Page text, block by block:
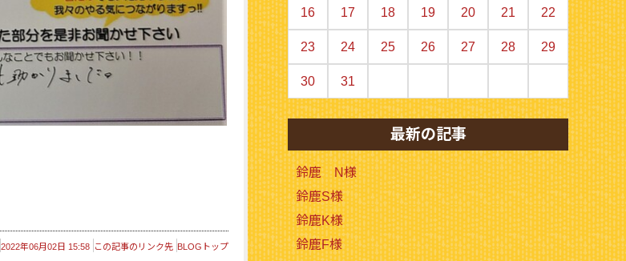
2022年06月02日 15:58 この記事のリンク先 BLOGトップ
16 17 18 19 20 21 22
23 24 25 26 27 28 29
30 31
最新の記事
鈴鹿 N様
鈴鹿S様
鈴鹿K様
鈴鹿F様